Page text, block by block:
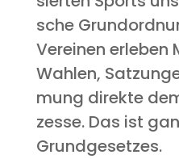
sche
Ver­ei­nen erle­ben
Wah­len,
mung direk­te
zes­se. Das ist
Grundgesetzes.